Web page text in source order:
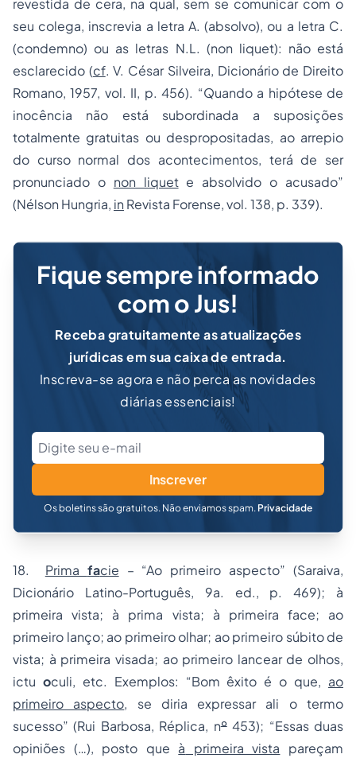
revestida de cera, na qual, sem se comunicar com o
seu colega, inscrevia a letra A. (absolvo), ou a letra C.
(condemno) ou as letras N.L. (non liquet): não está
esclarecido (cf. V. César Silveira, Dicionário de Direito
Romano, 1957, vol. II, p. 456). “Quando a hipótese de
inocência não está subordinada a suposições
totalmente gratuitas ou despropositadas, ao arrepio
do curso normal dos acontecimentos, terá de ser
pronunciado o non liquete absolvido o acusado”
(Nélson Hungria, in Revista Forense, vol. 138, p. 339).
Fique sempre informado
com o Jus!
Receba gratuitamente as atualizações
jurídicas em sua caixa de entrada.
Inscreva-se agora e não perca as novidades
diárias essenciais!
Inscrever
Os boletins são gratuitos. Não enviamos spam. Privacidade
18. Prima facie – “Ao primeiro aspecto” (Saraiva,
Dicionário Latino-Português, 9a. ed., p. 469); à
primeira vista; à prima vista; à primeira face; ao
primeiro lanço; ao primeiro olhar; ao primeiro súbito de
vista; à primeira visada; ao primeiro lancear de olhos,
ictu oculi, etc. Exemplos: “Bom êxito é o que, ao
primeiro aspecto, se diria expressar ali o termo
sucesso” (Rui Barbosa, Réplica, nº453); “Essas duas
opiniões (…), posto que à primeira vista pareçam